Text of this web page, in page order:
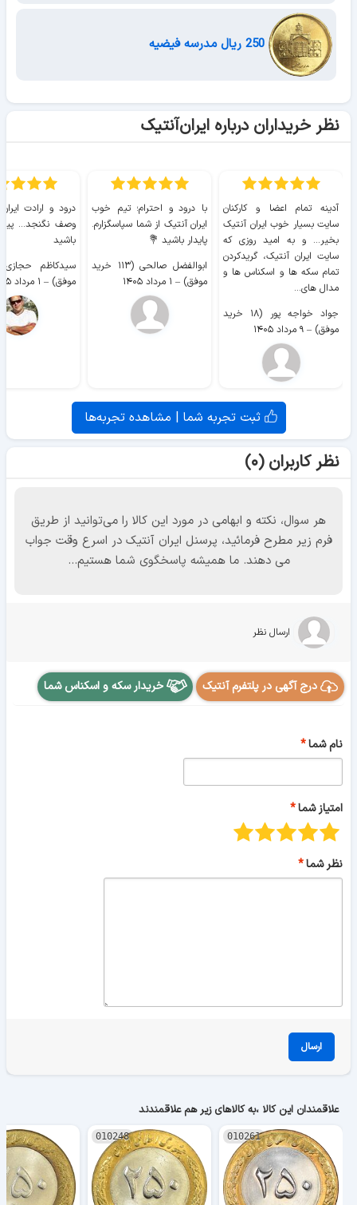
نظر خریداران درباره ایران‌آنتیک
آدینه تمام اعضا و کارکنان
سایت بسیار خوب ايران آنتیک
بخیر... و به امید روزی که
سایت ايران آنتیک، گریدکردن
تمام سکه ها و اسکناس ها و
مدال های...
جواد خواجه پور (۱۸ خرید
موفق) – ۹ مرداد ۱۴۰۵
با درود و احترام؛ تیم خوب
ایران آنتیک از شما سپاسگزارم.
پایدار باشید 💐
ابوالفضل صالحی (۱۱۳ خرید
موفق) – ۱ مرداد ۱۴۰۵
درود و ارادت
وصف نگنجد...
باشید
موفق) – ۱ مرداد ۱۴۰۵
ثبت تجربه شما | مشاهده تجربه‌ها
نظر کاربران (۰)
هر سوال، نکته و ابهامی در مورد این کالا را می‌توانید از طریق
فرم زیر مطرح فرمائید، پرسنل ایران آنتیک در اسرع وقت جواب
می دهند. ما همیشه پاسخگوی شما هستیم...
ارسال نظر
درج آگهی در پلتفرم آنتیک خریدار سکه و اسکناس شما
نام شما
امتیاز شما
نظر شما
ارسال
علاقمندان این کالا ،به کالاهای زیر هم علاقمندند
010261
010248